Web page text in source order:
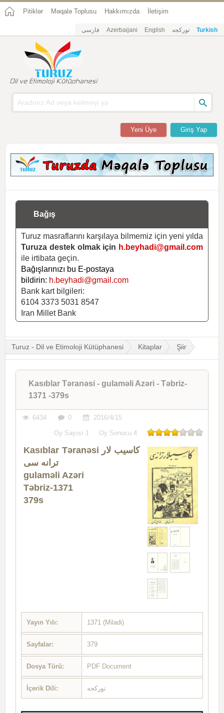
Pitiklər Məqalə Toplusu Hakkımızda İletişim
فارسی Azerbaijani English تورکجه Turkish
Giriş Yap
Yeni Üye
Bağış
Turuz masraflarını karşılaya bilmemiz için yeni yılda
Turuza destek olmak için h.beyhadi@gmail.com
ile irtibata geçin.
Bağışlarınızı bu E-postaya
bildirin: h.beyhadi@gmail.com
Bank kart bilgileri:
6104 3373 5031 8547
Iran Millet Bank
Turuz - Dil ve Etimoloji Kütüphanesi Kitaplar Şiir
Kasıblar Təranəsi - gulaməli Azəri - Təbriz-
1371 -379s
6434 0 2016/4/15
Oy Sayısı 1 Oy Sonucu 4
Kasıblar Təranəsi کاسیب لار
ترانه سی
gulaməli Azəri
Təbriz-1371
379s​
Yayın Yılı: 1371 (Miladi)
Sayfalar: 379
Dosya Türü: PDF Document
İçerik Dili: تورکجه